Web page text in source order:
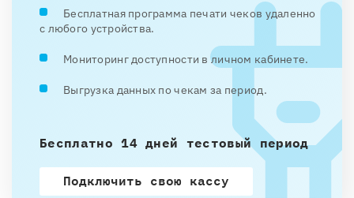
Бесплатная программа печати чеков удаленно
с любого устройства.
Мониторинг доступности в личном кабинете.
Выгрузка данных по чекам за период.
Бесплатно 14 дней тестовый период
Подключить свою кассу